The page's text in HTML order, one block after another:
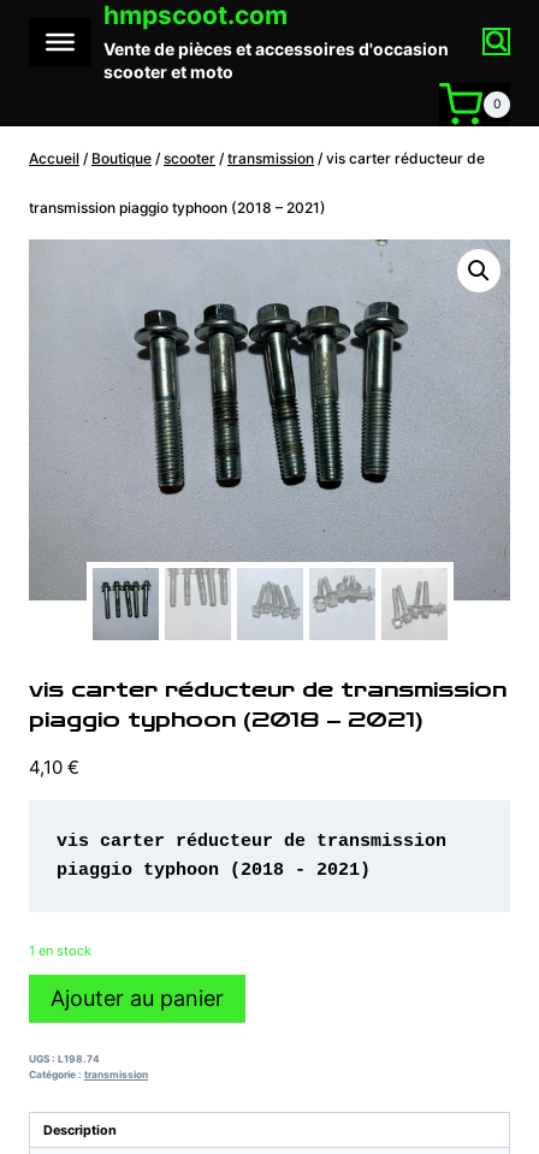
contenu
hmpscoot.com
Vente de pièces et accessoires d'occasion
scooter et moto
0
Accueil / Boutique / scooter / transmission / vis carter réducteur de
transmission piaggio typhoon (2018 – 2021)
vis carter réducteur de transmission
piaggio typhoon (2018 – 2021)
4,10 €
vis carter réducteur de transmission
piaggio typhoon (2018 - 2021)
1 en stock
quantité
carter
réducteur
transmission
piaggio
Ajouter au panier
UGS : L198.74
Catégorie : transmission
Description